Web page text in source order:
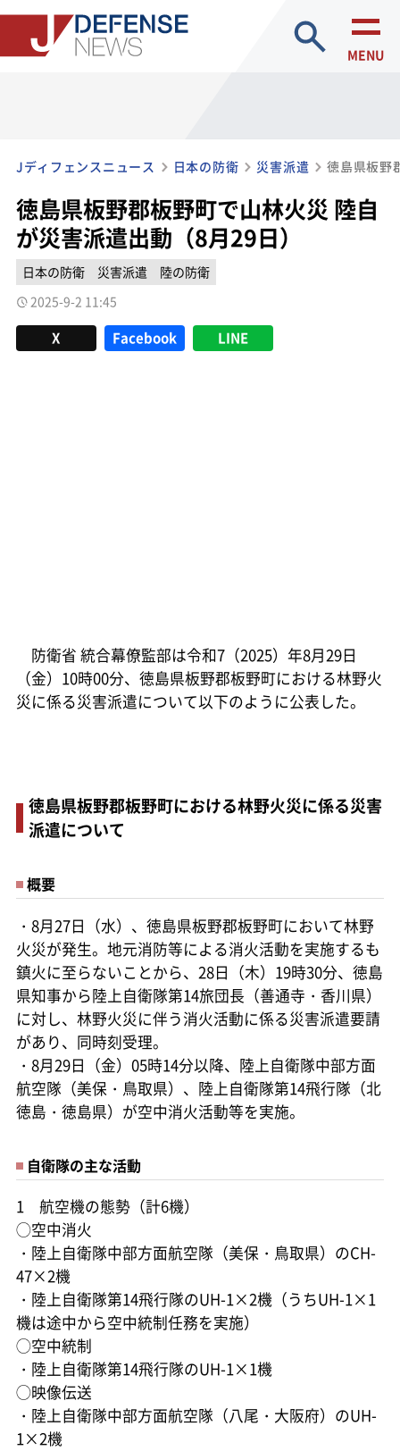
site search
MENU
Jディフェンスニュース 日本の防衛 災害派遣
徳島県板野郡板野町で山林火災 陸自
が災害派遣出動（8月29日）
日本の防衛 災害派遣
陸の防衛
2025-9-2 11:45
X Facebook LINE
防衛省 統合幕僚監部は令和7（2025）年8月29日
（金）10時00分、徳島県板野郡板野町における林野火
災に係る災害派遣について以下のように公表した。
徳島県板野郡板野町における林野火災に係る災害
派遣について
概要
・8月27日（水）、徳島県板野郡板野町において林野
火災が発生。地元消防等による消火活動を実施するも
鎮火に至らないことから、28日（木）19時30分、徳島
県知事から陸上自衛隊第14旅団長（善通寺・香川県）
に対し、林野火災に伴う消火活動に係る災害派遣要請
があり、同時刻受理。
・8月29日（金）05時14分以降、陸上自衛隊中部方面
航空隊（美保・鳥取県）、陸上自衛隊第14飛行隊（北
徳島・徳島県）が空中消火活動等を実施。
自衛隊の主な活動
1 航空機の態勢（計6機）
◯空中消火
・陸上自衛隊中部方面航空隊（美保・鳥取県）のCH-
47×2機
・陸上自衛隊第14飛行隊のUH-1×2機（うちUH-1×1
機は途中から空中統制任務を実施）
◯空中統制
・陸上自衛隊第14飛行隊のUH-1×1機
◯映像伝送
・陸上自衛隊中部方面航空隊（八尾・大阪府）のUH-
1×2機